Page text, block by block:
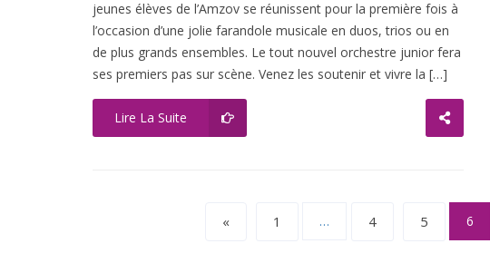
jeunes élèves de l’Amzov se réunissent pour la première fois à
l’occasion d’une jolie farandole musicale en duos, trios ou en
de plus grands ensembles. Le tout nouvel orchestre junior fera
ses premiers pas sur scène. Venez les soutenir et vivre la […]
Lire La Suite
« 1 … 4 5 6